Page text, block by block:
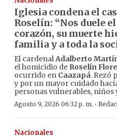
Iglesia condena el
Roselín: “Nos duele el
corazón, su muerte
familia y a toda la
El cardenalAdalberto
el homicidio de Roselín
ocurrido en Caazapá. Rezó
y por un mayor cuidado
personas vulnerables, niños
Agosto 9, 2026 06:32 p. m. ·
Nacionales